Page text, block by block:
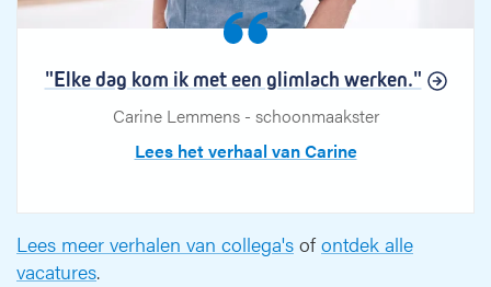
"Elke dag kom ik met een glimlach werken."
Carine Lemmens - schoonmaakster
Lees het verhaal van Carine
Lees meer verhalen van collega's ofontdek alle
vacatures.